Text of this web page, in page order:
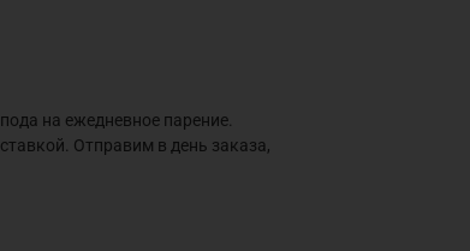
на ежедневное парение.
Отправим в день заказа,